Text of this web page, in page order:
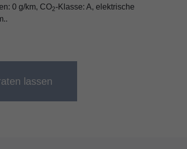
0 g/km, CO2-Klasse: A, elektrische
lassen